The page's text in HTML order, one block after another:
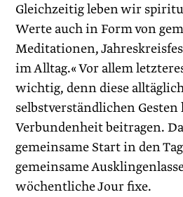
Gleichzeitig leben wir
Werte auch in Form von
Meditationen,
im Alltag.« Vor allem
wichtig, denn diese
selbstverständlichen
Verbundenheit beitragen.
gemeinsame Start in den
gemeinsame
wöchentliche Jour fixe.